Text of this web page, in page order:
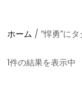
ホーム / “悍勇”に
1件の結果を表示中